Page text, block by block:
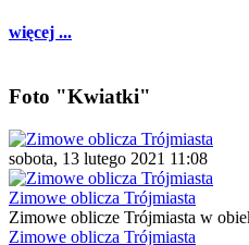
więcej ...
Foto "Kwiatki"
sobota, 13 lutego 2021 11:08
Zimowe oblicza Trójmiasta
Zimowe oblicze Trójmiasta w
Zimowe oblicza Trójmiasta